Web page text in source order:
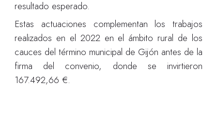
resultado esperado.
Estas actuaciones complementan los trabajos
realizados en el 2022 en el ámbito rural de los
cauces del término municipal de Gijón antes de la
firma del convenio, donde se invirtieron
167.492,66 €.